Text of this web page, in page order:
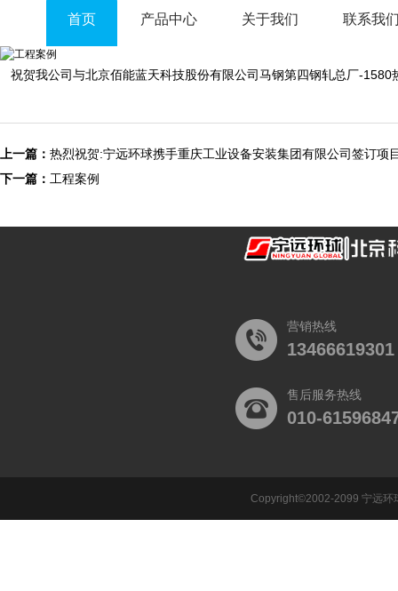
首页 产品中心 关于我们 联系我
祝贺我公司与北京佰能蓝天科技股份有限公司马钢第四钢轧总厂-
上一篇： 热烈祝贺:宁远环球携手重庆工业设备安装集团有限公司签订项
下一篇： 工程案例
营销热线
13466619301
售后服务热线
010-
Copyright©2002-2099 宁远